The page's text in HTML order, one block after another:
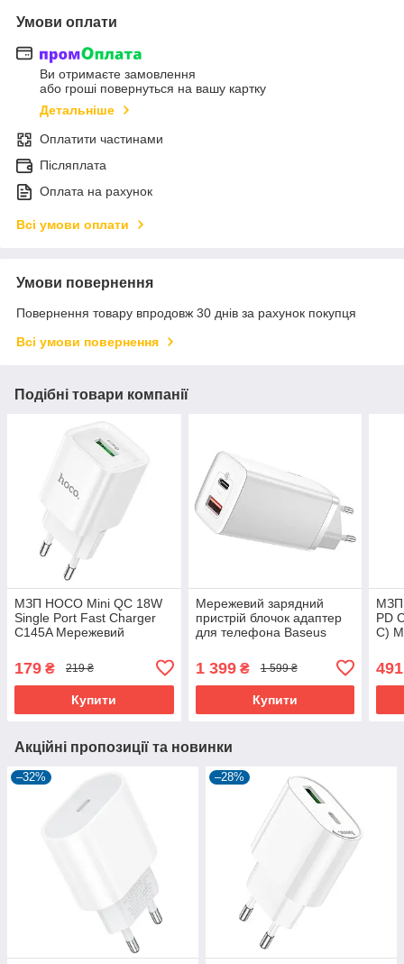
Умови оплати
Ви отримаєте замовлення
або гроші повернуться на вашу картку
Детальніше
Оплатити частинами
Післяплата
Оплата на рахунок
Всі умови оплати
Умови повернення
Повернення товару впродовж 30 днів за рахунок покупця
Всі умови повернення
Подібні товари компанії
МЗП HOCO Mini QC 18W
Single Port Fast Charger
C145A Мережевий
адаптер для телефона
179 ₴ 219 ₴
Купити
Мережевий зарядний
пристрій блочок адаптер
для телефона Baseus
65W (1 Type-C + 1 USB)
Білий
1 399₴ 1 599 ₴
Купити
МЗП
PD
C)
для
491
Акційні пропозиції та новинки
–32% –28%